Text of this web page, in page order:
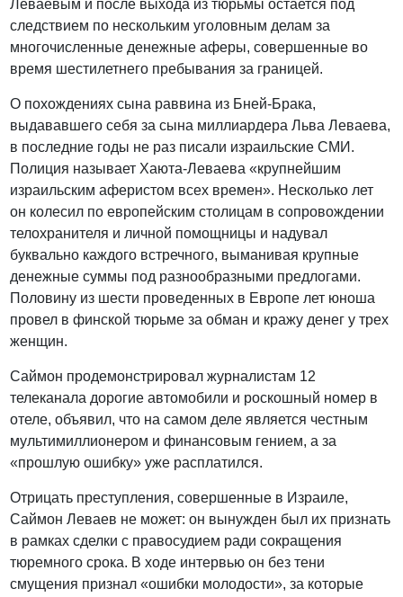
Леваевым и после выхода из тюрьмы остается под
следствием по нескольким уголовным делам за
многочисленные денежные аферы, совершенные во
время шестилетнего пребывания за границей.
О похождениях сына раввина из Бней-Брака,
выдававшего себя за сына миллиардера Льва Леваева,
в последние годы не раз писали израильские СМИ.
Полиция называет Хаюта-Леваева «крупнейшим
израильским аферистом всех времен». Несколько лет
он колесил по европейским столицам в сопровождении
телохранителя и личной помощницы и надувал
буквально каждого встречного, выманивая крупные
денежные суммы под разнообразными предлогами.
Половину из шести проведенных в Европе лет юноша
провел в финской тюрьме за обман и кражу денег у трех
женщин.
Саймон продемонстрировал журналистам 12
телеканала дорогие автомобили и роскошный номер в
отеле, объявил, что на самом деле является честным
мультимиллионером и финансовым гением, а за
«прошлую ошибку» уже расплатился.
Отрицать преступления, совершенные в Израиле,
Саймон Леваев не может: он вынужден был их признать
в рамках сделки с правосудием ради сокращения
тюремного срока. В ходе интервью он без тени
смущения признал «ошибки молодости», за которые